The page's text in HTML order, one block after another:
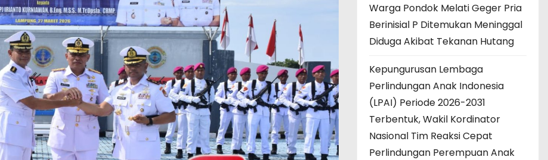
Warga Pondok Melati Geger Pria
Berinisial P Ditemukan Meninggal
Diduga Akibat Tekanan Hutang
Kepungurusan Lembaga
Perlindungan Anak Indonesia
(LPAI) Periode 2026-2031
Terbentuk, Wakil Kordinator
Nasional Tim Reaksi Cepat
Perlindungan Perempuan Anak